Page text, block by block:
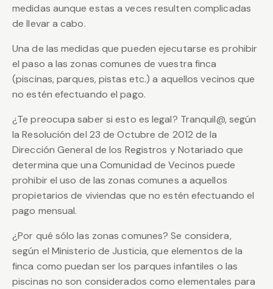
medidas aunque estas a veces resulten complicadas
de llevar a cabo.
Una de las medidas que pueden ejecutarse es prohibir
el paso a las zonas comunes de vuestra finca
(piscinas, parques, pistas etc.) a aquellos vecinos que
no estén efectuando el pago.
¿Te preocupa saber si esto es legal? Tranquil@, según
la Resolución del 23 de Octubre de 2012 de la
Dirección General de los Registros y Notariado que
determina que una Comunidad de Vecinos puede
prohibir el uso de las zonas comunes a aquellos
propietarios de viviendas que no estén efectuando el
pago mensual.
¿Por qué sólo las zonas comunes? Se considera,
según el Ministerio de Justicia, que elementos de la
finca como puedan ser los parques infantiles o las
piscinas no son considerados como elementales para